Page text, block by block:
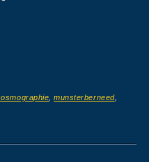
,munsterberneed,